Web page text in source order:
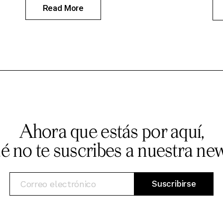
Read More
Ahora que estás por aquí,
no te suscribes a nuestra